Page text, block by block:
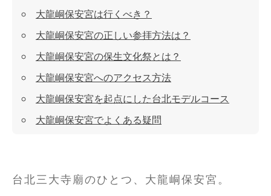
大龍峒保安宮は行くべき？
大龍峒保安宮の正しい参拝方法は？
大龍峒保安宮の保生文化祭とは？
大龍峒保安宮へのアクセス方法
大龍峒保安宮を起点にした台北モデルコース
大龍峒保安宮でよくある疑問
台北三大寺廟のひとつ、大龍峒保安宮。